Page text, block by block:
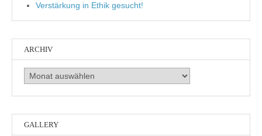
Verstärkung in Ethik gesucht!
ARCHIV
Archiv
GALLERY